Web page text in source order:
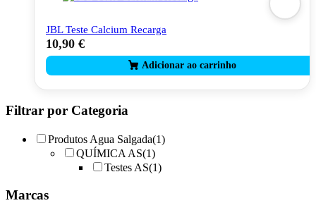
JBL Teste Calcium Recarga
10,90 €
Filtrar por Categoria
Produtos Agua Salgada(1)
QUÍMICA AS(1)
Testes AS(1)
Marcas